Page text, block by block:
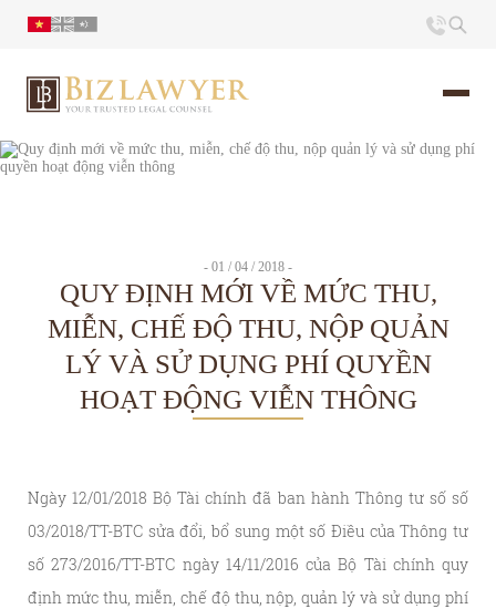
Trang chủ
Ấn phẩm
Tin Tức
- 01 / 04 / 2018 -
QUY ĐỊNH MỚI VỀ MỨC THU,
MIỄN, CHẾ ĐỘ THU, NỘP QUẢN
LÝ VÀ SỬ DỤNG PHÍ QUYỀN
HOẠT ĐỘNG VIỄN THÔNG
Ngày 12/01/2018 Bộ Tài chính đã ban hành Thông tư số số
03/2018/TT-BTC sửa đổi, bổ sung một số Điều của Thông tư
số 273/2016/TT-BTC ngày 14/11/2016 của Bộ Tài chính quy
định mức thu, miễn, chế độ thu, nộp, quản lý và sử dụng phí